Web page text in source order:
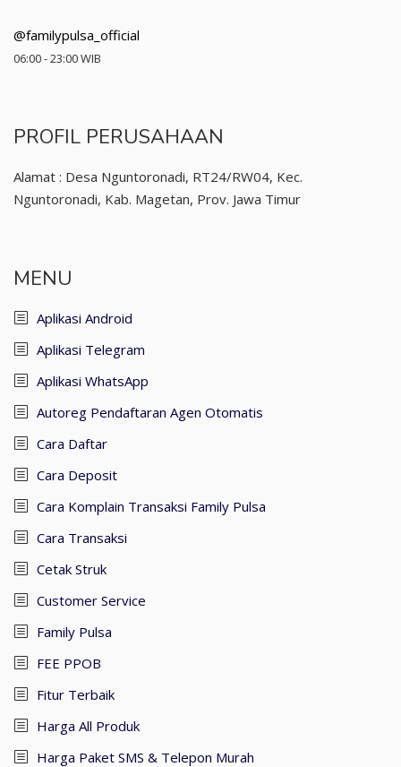
@familypulsa_official
06:00 - 23:00 WIB
PROFIL PERUSAHAAN
Alamat : Desa Nguntoronadi, RT24/RW04, Kec.
Nguntoronadi, Kab. Magetan, Prov. Jawa Timur
MENU
Aplikasi Android
Aplikasi Telegram
Aplikasi WhatsApp
Autoreg Pendaftaran Agen Otomatis
Cara Daftar
Cara Deposit
Cara Komplain Transaksi Family Pulsa
Cara Transaksi
Cetak Struk
Customer Service
Family Pulsa
FEE PPOB
Fitur Terbaik
Harga All Produk
Harga Paket SMS & Telepon Murah